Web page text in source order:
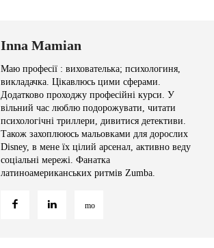
Inna Mamian
Маю професії : вихователька; психологиня,
викладачка. Цікавлюсь цими сферами.
Додатково проходжу професійні курси. У
вільний час люблю подорожувати, читати
психологічні триллери, дивитися детективи.
Також захоплююсь мальовками для дорослих
Disney, в мене їх цілий арсенал, активно веду
соціальні мережі. Фанатка
латиноамериканських ритмів Zumba.